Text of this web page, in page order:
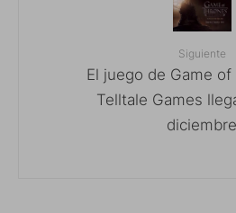
Siguiente
El juego de Game
Telltale Games
diciembre